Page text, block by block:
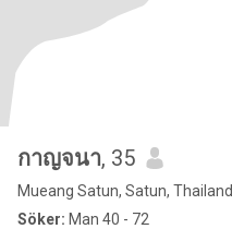
กาญจนา, 35
Mueang Satun, Satun, Thailand
Söker: Man 40 - 72